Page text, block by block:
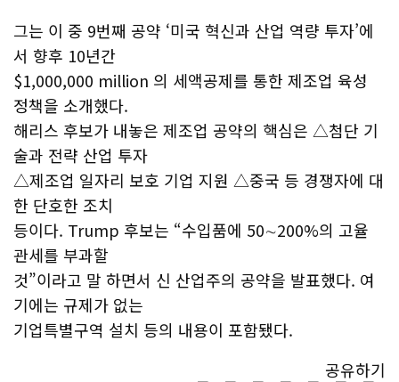
그는 이 중 9번째 공약 ‘미국 혁신과 산업 역량 투자’에
서 향후 10년간
$1,000,000 million 의 세액공제를 통한 제조업 육성
정책을 소개했다.
해리스 후보가 내놓은 제조업 공약의 핵심은 △첨단 기
술과 전략 산업 투자
△제조업 일자리 보호 기업 지원 △중국 등 경쟁자에 대
한 단호한 조치
등이다. Trump 후보는 “수입품에 50∼200%의 고율
관세를 부과할
것”이라고 말 하면서 신 산업주의 공약을 발표했다. 여
기에는 규제가 없는
기업특별구역 설치 등의 내용이 포함됐다.
공유하기